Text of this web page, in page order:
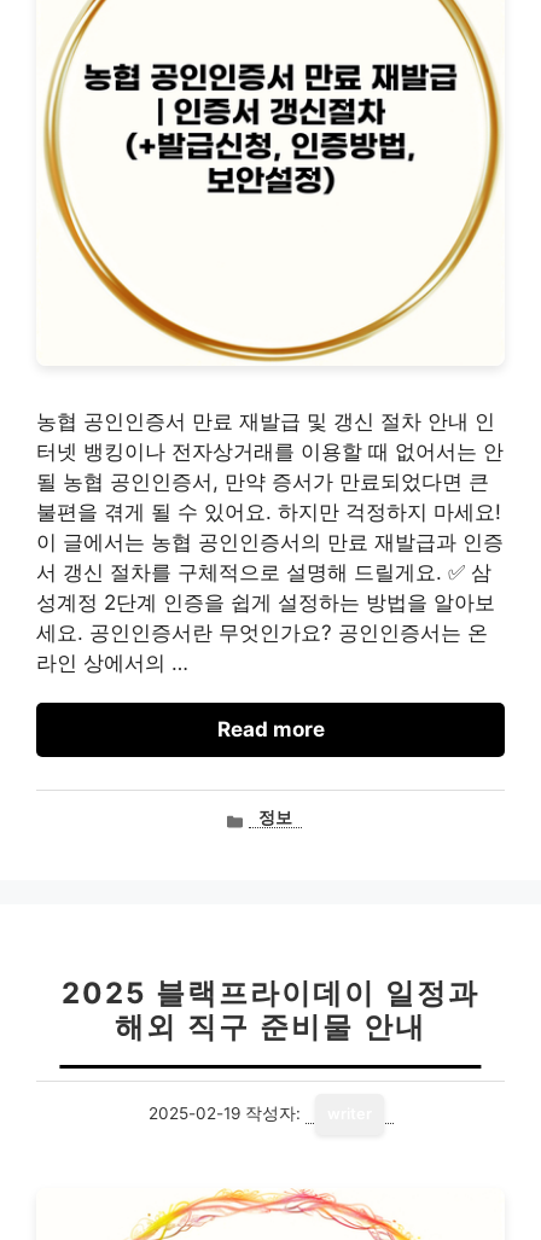
농협 공인인증서 만료 재발급 및 갱신 절차 안내 인
터넷 뱅킹이나 전자상거래를 이용할 때 없어서는 안
될 농협 공인인증서, 만약 증서가 만료되었다면 큰
불편을 겪게 될 수 있어요. 하지만 걱정하지 마세요!
이 글에서는 농협 공인인증서의 만료 재발급과 인증
서 갱신 절차를 구체적으로 설명해 드릴게요. ✅ 삼
성계정 2단계 인증을 쉽게 설정하는 방법을 알아보
세요. 공인인증서란 무엇인가요? 공인인증서는 온
라인 상에서의 …
Read more
카정보
2025 블랙프라이데이 일정과
해외 직구 준비물 안내
2025-02-19 작성자: